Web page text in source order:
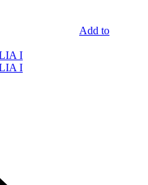
Add to